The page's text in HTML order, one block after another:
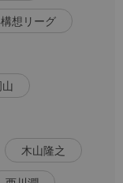
想リーグ
木山隆之